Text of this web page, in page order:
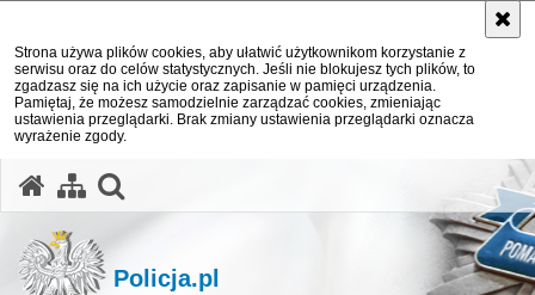
Strona używa plików cookies, aby ułatwić użytkownikom korzystanie z
serwisu oraz do celów statystycznych. Jeśli nie blokujesz tych plików, to
zgadzasz się na ich użycie oraz zapisanie w pamięci urządzenia.
Pamiętaj, że możesz samodzielnie zarządzać cookies, zmieniając
ustawienia przeglądarki. Brak zmiany ustawienia przeglądarki oznacza
wyrażenie zgody.
Policja.pl